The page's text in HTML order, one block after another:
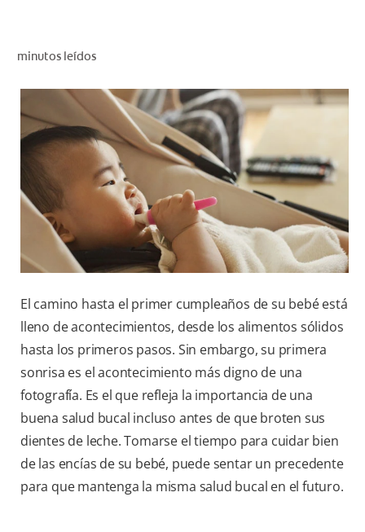
PARA PROFESIONALES
CO (ES)
SUSCRÍBETE
minutos leídos
El camino hasta el primer cumpleaños de su bebé está
lleno de acontecimientos, desde los alimentos sólidos
hasta los primeros pasos. Sin embargo, su primera
sonrisa es el acontecimiento más digno de una
fotografía. Es el que refleja la importancia de una
buena salud bucal incluso antes de que broten sus
dientes de leche. Tomarse el tiempo para cuidar bien
de las encías de su bebé, puede sentar un precedente
para que mantenga la misma salud bucal en el futuro.